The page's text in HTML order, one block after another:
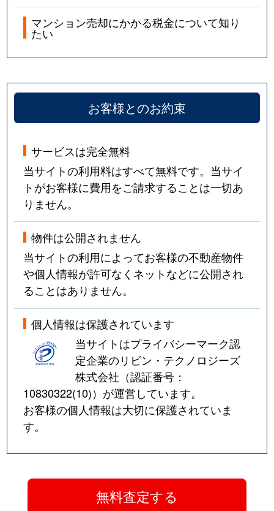
マンション売却にかかる税金について知り
たい
お客様とのお約束
サービスは完全無料
当サイトの利用料はすべて無料です。当サイ
トがお客様に費用をご請求することは一切あ
りません。
物件は公開されません
当サイトの利用によってお客様の不動産物件
や個人情報が許可なくネットなどに公開され
ることはありません。
個人情報は保護されています
当サイトはプライバシーマーク認
定企業のリビン・テクノロジーズ
株式会社（認証番号：
10830322(10)）が運営しています。
お客様の個人情報は大切に保護されていま
す。